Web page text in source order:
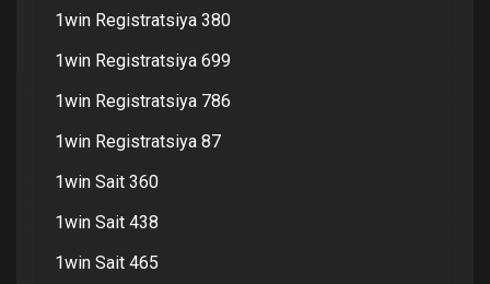
1win Registratsiya 380
1win Registratsiya 699
1win Registratsiya 786
1win Registratsiya 87
1win Sait 360
1win Sait 438
1win Sait 465